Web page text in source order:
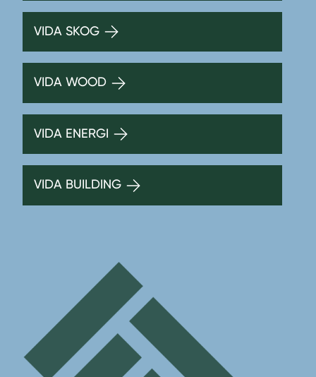
VIDA SKOG
VIDA WOOD
VIDA ENERGI
VIDA BUILDING